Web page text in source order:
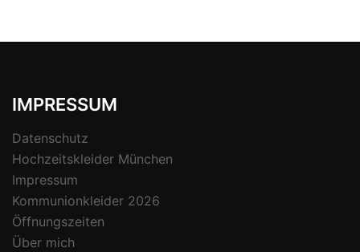
IMPRESSUM
Datenschutz
Hochzeitskleider München
Impressum
Kommunionkleider 2026
Öffnungszeiten
Über mich